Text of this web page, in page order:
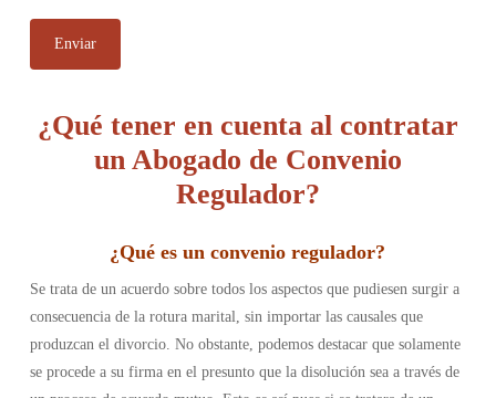
¿Qué tener en cuenta al contratar
un Abogado de Convenio
Regulador?
¿Qué es unconvenio regulador?
Se trata de un acuerdo sobre todos los aspectos que pudiesen surgir a
consecuencia de la rotura marital, sin importar las causales que
produzcan el divorcio. No obstante, podemos destacar que solamente
se procede a su firma en el presunto que la disolución sea a través de